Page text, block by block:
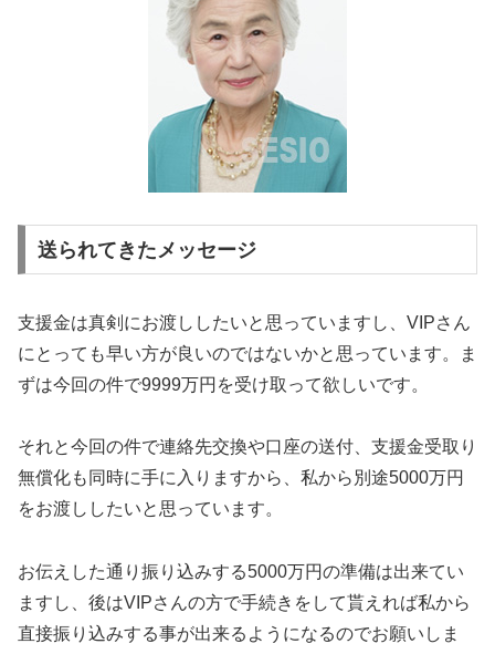
送られてきたメッセージ
支援金は真剣にお渡ししたいと思っていますし、VIPさん
にとっても早い方が良いのではないかと思っています。ま
ずは今回の件で9999万円を受け取って欲しいです。
それと今回の件で連絡先交換や口座の送付、支援金受取り
無償化も同時に手に入りますから、私から別途5000万円
をお渡ししたいと思っています。
お伝えした通り振り込みする5000万円の準備は出来てい
ますし、後はVIPさんの方で手続きをして貰えれば私から
直接振り込みする事が出来るようになるのでお願いしま